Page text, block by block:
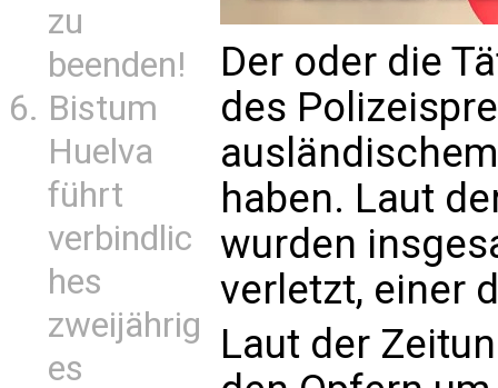
zu
beenden!
Bistum
Huelva
führt
verbindlic
hes
zweijährig
es
Der oder die
des
haben. Laut
wurden
verletzt, einer
Laut der